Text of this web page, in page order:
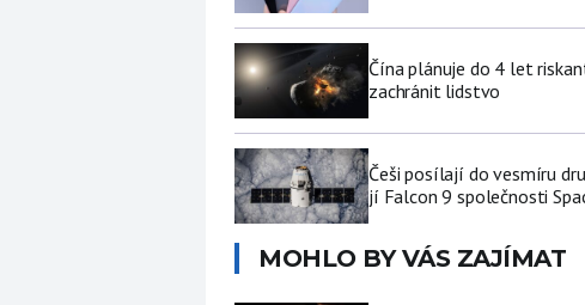
Čína plánuje do 4 let
zachránit lidstvo
Češi posílají do vesmíru
jí Falcon 9 společnosti
MOHLO BY VÁS ZAJÍMAT